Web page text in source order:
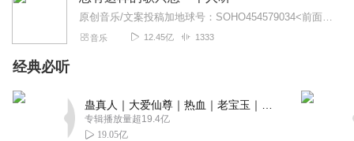
原创音乐/文案投稿加地球号：SOHO454579034<前面英文是大写>带上你的音乐和故事与我们相遇..每一位小伙伴的经历都是我们创作的源头..
音乐 12.45亿 1333
经典必听
专辑播放量超19.4亿
19.05亿